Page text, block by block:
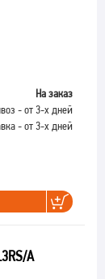
На заказ
- от 3-х дней
- от 3-х дней
A